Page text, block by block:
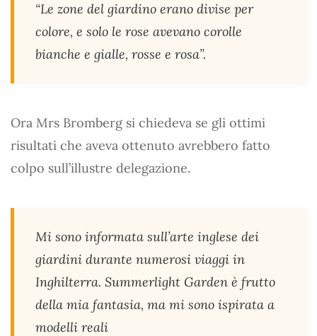
“Le zone del giardino erano divise per
colore, e solo le rose avevano corolle
bianche e gialle, rosse e rosa”.
Ora Mrs Bromberg si chiedeva se gli ottimi
risultati che aveva ottenuto avrebbero fatto
colpo sull’illustre delegazione.
Mi sono informata sull’arte inglese dei
giardini durante numerosi viaggi in
Inghilterra. Summerlight Garden è frutto
della mia fantasia, ma mi sono ispirata a
modelli reali